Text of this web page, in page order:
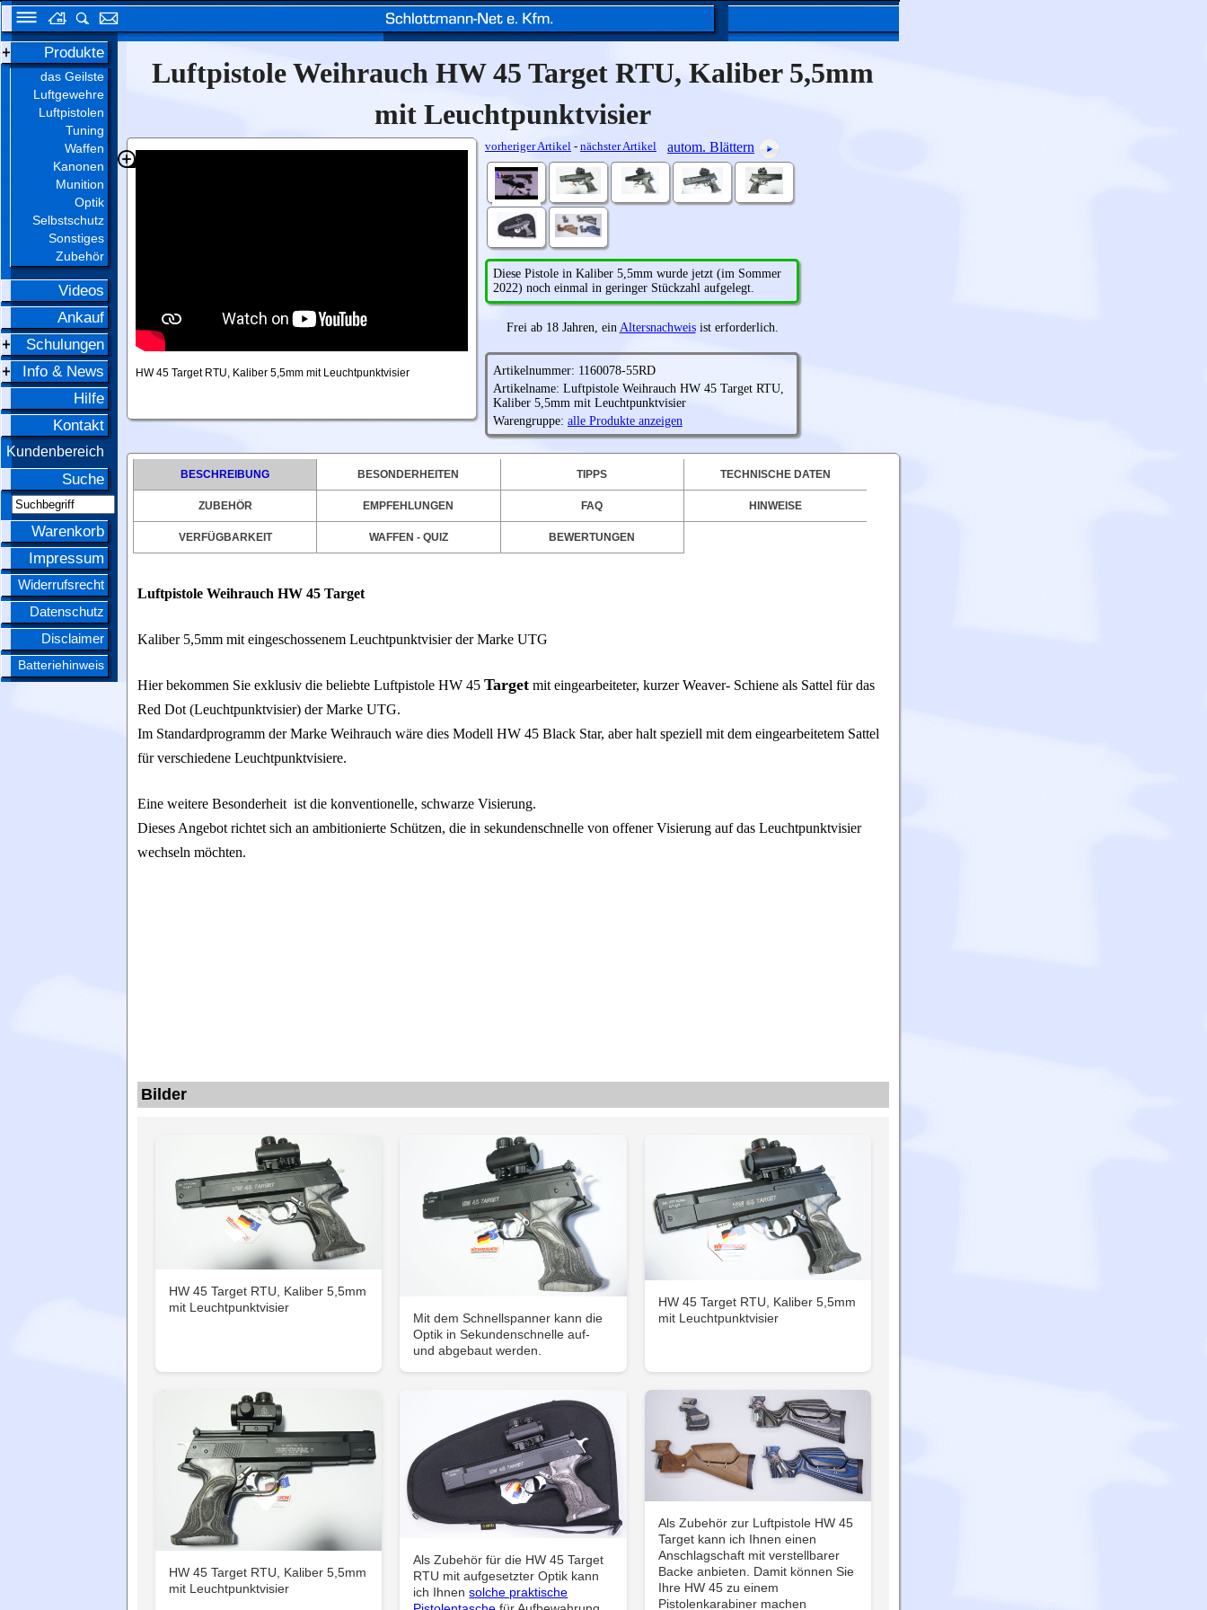
Produkte
das Geilste
Luftgewehre
Luftpistolen
Tuning
Waffen
Kanonen
Munition
Optik
Selbstschutz
Sonstiges
Zubehör
Videos
Ankauf
Schulungen
Info & News
Hilfe
Kontakt
Kundenbereich
Suche
Warenkorb
Impressum
Widerrufsrecht
Datenschutz
Disclaimer
Batteriehinweis
Luftpistole Weihrauch HW 45 Target RTU, Kaliber 5,5mm
mit Leuchtpunktvisier
HW 45 Target RTU, Kaliber 5,5mm mit Leuchtpunktvisier
vorheriger Artikel - nächster Artikel autom. Blättern
Diese Pistole in Kaliber 5,5mm wurde jetzt (im Sommer
2022) noch einmal in geringer Stückzahl aufgelegt.
Frei ab 18 Jahren, ein Altersnachweisist erforderlich.
Artikelnummer: 1160078-55RD
Artikelname: Luftpistole Weihrauch HW 45 Target RTU,
Kaliber 5,5mm mit Leuchtpunktvisier
Warengruppe: alle Produkte anzeigen
BESCHREIBUNG BESONDERHEITEN TIPPS TECHNISCHE DATEN
ZUBEHÖR EMPFEHLUNGEN FAQ HINWEISE
VERFÜGBARKEIT WAFFEN - QUIZ BEWERTUNGEN
Luftpistole Weihrauch HW 45 Target
Kaliber 5,5mm mit eingeschossenem Leuchtpunktvisier der Marke UTG
Hier bekommen Sie exklusiv die beliebte Luftpistole HW 45 Target mit eingearbeiteter, kurzer Weaver- Schiene als Sattel für das
Red Dot (Leuchtpunktvisier) der Marke UTG.
Im Standardprogramm der Marke Weihrauch wäre dies Modell HW 45 Black Star, aber halt speziell mit dem eingearbeitetem Sattel
für verschiedene Leuchtpunktvisiere.
Eine weitere Besonderheit ist die konventionelle, schwarze Visierung.
Dieses Angebot richtet sich an ambitionierte Schützen, die in sekundenschnelle von offener Visierung auf das Leuchtpunktvisier
wechseln möchten.
Bilder
HW 45 Target RTU, Kaliber 5,5mm
mit Leuchtpunktvisier
Mit dem Schnellspanner kann die
Optik in Sekundenschnelle auf-
und abgebaut werden.
HW 45 Target RTU, Kaliber 5,5mm
mit Leuchtpunktvisier
HW 45 Target RTU, Kaliber 5,5mm
mit Leuchtpunktvisier
Als Zubehör für die HW 45 Target
RTU mit aufgesetzter Optik kann
ich Ihnensolche praktische
Als Zubehör zur Luftpistole HW 45
Target kann ich Ihnen einen
Anschlagschaft mit verstellbarer
Backe anbieten. Damit können Sie
Ihre HW 45 zu einem
Pistolenkarabiner machen